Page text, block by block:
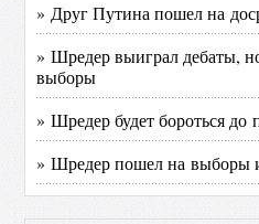
» Друг Путина пошел на
» Шредер выиграл дебаты,
выборы
» Шредер будет бороться до
» Шредер пошел на выборы